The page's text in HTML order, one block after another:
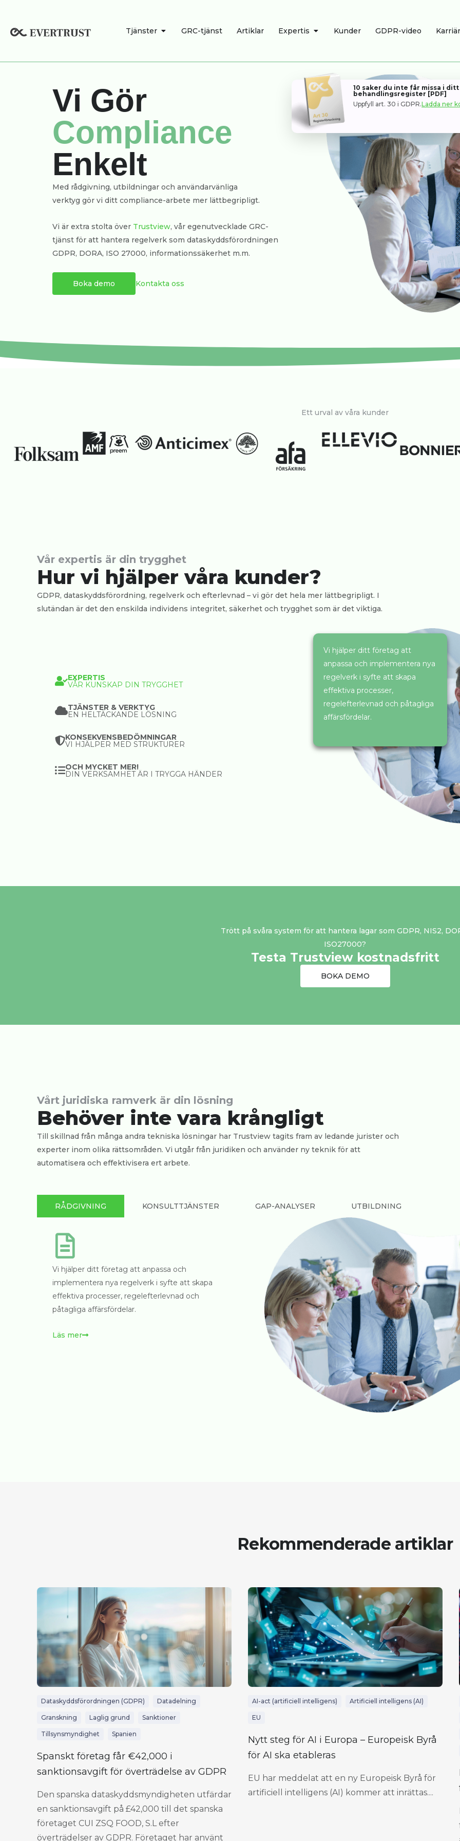
innehåll
Tjänster ÖPPNA TJÄNSTER
GRC-tjänst Artiklar Expertis ÖPPNA EXPERTIS
Kunder GDPR-video Karriär
Vi Gör
Compliance
Enkelt
Med rådgivning, utbildningar och användarvänliga
verktyg gör vi ditt compliance-arbete mer lättbegripligt.
Vi är extra stolta över Trustview, vår egenutvecklade GRC-
tjänst för att hantera regelverk som dataskyddsförordningen
GDPR, DORA, ISO 27000, informationssäkerhet m.m.
Boka demo Kontakta oss
10 saker du inte får missa i ditt
behandlingsregister [PDF]
Uppfyll art. 30 i GDPR.Ladda ner
Ett urval av våra kunder
Vår expertis är din trygghet
Hur vi hjälper våra kunder?
GDPR, dataskyddsförordning, regelverk och efterlevnad – vi gör det hela mer lättbegripligt. I
slutändan är det den enskilda individens integritet, säkerhet och trygghet som är det viktiga.
EXPERTIS
VÅR KUNSKAP DIN TRYGGHET
TJÄNSTER & VERKTYG
EN HELTÄCKANDE LÖSNING
KONSEKVENSBEDÖMNINGAR
VI HJÄLPER MED STRUKTURER
OCH MYCKET MER!
DIN VERKSAMHET ÄR I TRYGGA HÄNDER
Vi hjälper ditt företag att
anpassa och implementera nya
regelverk i syfte att skapa
effektiva processer,
regelefterlevnad och påtagliga
affärsfördelar.
Trött på svåra system för att hantera lagar som GDPR, NIS2,
ISO27000?
Testa Trustview kostnadsfritt
BOKA DEMO
Vårt juridiska ramverk är din lösning
Behöver inte vara krångligt
Till skillnad från många andra tekniska lösningar har Trustview tagits fram av ledande jurister och
experter inom olika rättsområden. Vi utgår från juridiken och använder ny teknik för att
automatisera och effektivisera ert arbete.
RÅDGIVNING KONSULTTJÄNSTER GAP-ANALYSER UTBILDNING
Vi hjälper ditt företag att anpassa och
implementera nya regelverk i syfte att skapa
effektiva processer, regelefterlevnad och
påtagliga affärsfördelar.
Läs mer
Rekommenderade artiklar
Dataskyddsförordningen (GDPR) Datadelning
Granskning Laglig grund Sanktioner
Tillsynsmyndighet Spanien
Spanskt företag får €42,000 i
sanktionsavgift för överträdelse av GDPR
Den spanska dataskyddsmyndigheten utfärdar
en sanktionsavgift på £42,000 till det spanska
företaget CUI ZSQ FOOD, S.L efter
överträdelser av GDPR. Företaget har använt
AI-act (artificiell intelligens) Artificiell intelligens (AI)
EU
Nytt steg för AI i Europa – Europeisk Byrå
för AI ska etableras
EU har meddelat att en ny Europeisk Byrå för
artificiell intelligens (AI) kommer att inrättas....